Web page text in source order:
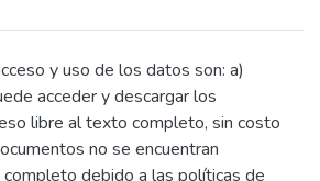
y uso de los datos son: a)
acceder y descargar los
libre al texto completo, sin costo
no se encuentran
debido a las políticas de